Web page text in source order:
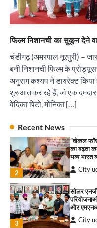
फिल्म निशानची का सुकून देने
चंडीगढ़ (अमरपाल नूरपुरी) –
बनी निशानची फिल्म के
अनुराग कश्यप ने डायरेक्ट किया
शुरुआत कर रहे हैं, जो एक
वेदिका पिंटो, मोनिका […]
Recent News
3
और
City
4
₹227
भ्रष्टाचार,
सबूत :
City
इंडियन
संगीत
2
“वोकल
का बढ़ता
भव्य भारत
City
3
सोलर
और
City
2
पारस हेल्थ
आयाम
City
3
सरकारी
कार्यक्रम
City